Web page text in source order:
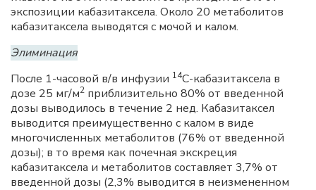
экспозиции кабазитаксела. Около 20 метаболитов
кабазитаксела выводятся с мочой и калом.
Элиминация
После 1-часовой в/в инфузии 14C-кабазитаксела в
дозе 25 мг/м2 приблизительно 80% от введенной
дозы выводилось в течение 2 нед. Кабазитаксел
выводится преимущественно с калом в виде
многочисленных метаболитов (76% от введенной
дозы); в то время как почечная экскреция
кабазитаксела и метаболитов составляет 3,7% от
введенной дозы (2,3% выводится в неизмененном